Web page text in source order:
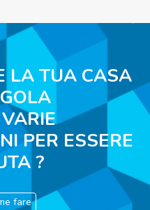
LA TUA CASA
PER ESSERE
?
fare